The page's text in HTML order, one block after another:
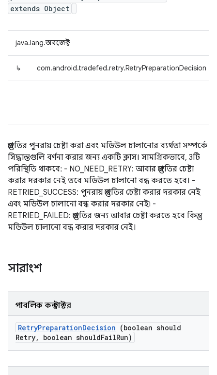
extends Object
java.lang.অবজেক্ট
↳ com.android.tradefed.retry.RetryPreparationDecision
প্রস্তুতির পুনরায় চেষ্টা করা এবং মডিউল চালানোর ব্যর্থতা সম্পর্কে
সিদ্ধান্তগুলি বর্ণনা করার জন্য একটি ক্লাস। সামগ্রিকভাবে, 3টি
পরিস্থিতি থাকবে: - NO_NEED_RETRY: আবার প্রস্তুতির চেষ্টা
করার দরকার নেই তবে মডিউল চালানো বন্ধ করতে হবে। -
RETRIED_SUCCESS: পুনরায় প্রস্তুতির চেষ্টা করার দরকার নেই
এবং মডিউল চালানো বন্ধ করার দরকার নেই৷ -
RETRIED_FAILED: প্রস্তুতির জন্য আবার চেষ্টা করতে হবে কিন্তু
মডিউল চালানো বন্ধ করার দরকার নেই।
সারাংশ
পাবলিক কনস্ট্রাক্টর
RetryPreparationDecision (boolean should
Retry, boolean shouldFailRun)